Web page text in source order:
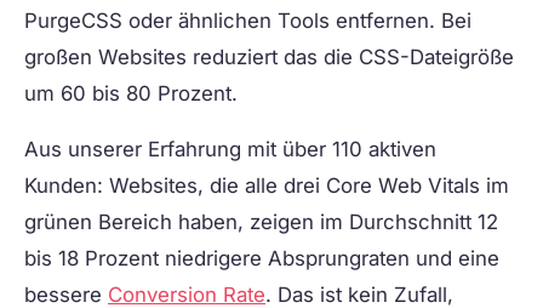
PurgeCSS oder ähnlichen Tools entfernen. Bei
großen Websites reduziert das die CSS-Dateigröße
um 60 bis 80 Prozent.
Aus unserer Erfahrung mit über 110 aktiven
Kunden: Websites, die alle drei Core Web Vitals im
grünen Bereich haben, zeigen im Durchschnitt 12
bis 18 Prozent niedrigere Absprungraten und eine
bessere Conversion Rate. Das ist kein Zufall,